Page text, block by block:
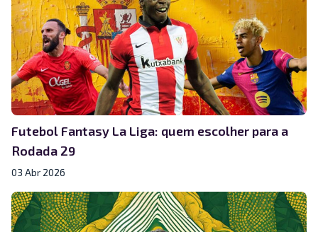
Futebol Fantasy La Liga: quem escolher para a
Rodada 29
03 Abr 2026